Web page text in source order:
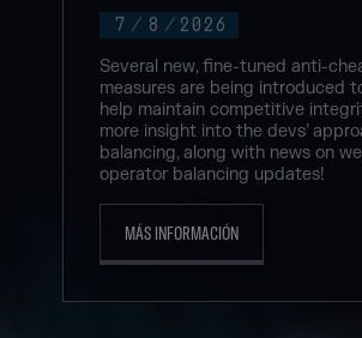
7 / 8 / 2026
Several new, fine-tuned anti-
measures are being introduced
help maintain competitive
more insight into the devs’
balancing, along with news on
operator balancing updates!
MÁS INFORMACIÓN